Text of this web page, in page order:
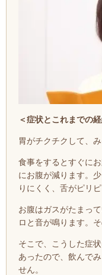
＜症状とこれまでの
胃がチクチクして、
食事をするとすぐに
にお腹が減ります。
りにくく、舌がピリ
お腹はガスがたまっ
ロと音が鳴ります。
そこで、こうした症
あったので、飲んで
せん。